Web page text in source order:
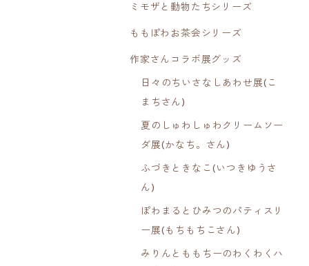
ミモザと動物たちシリーズ
ももぽわお茶会シリーズ
作家さんコラボ展グッズ
日々のちいさなしあわせ展(こ
まちさん)
夏のしゅわしゅわクリームソー
ダ展(かなち。さん)
ふづきときなこ(いつきゆうさ
ん)
ぽわまるとひみつのパティスリ
ー展(もちもちこさん)
みりんとももちーのわくわくハ